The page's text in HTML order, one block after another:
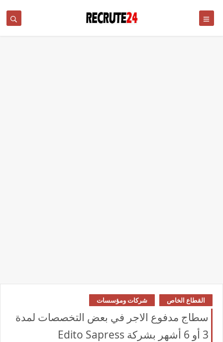
القطاع الخاص شركات ومؤسسات
سطاج مدفوع الاجر في بعض التخصصات لمدة
3 أو 6 أشهر بشركة Edito Sapress